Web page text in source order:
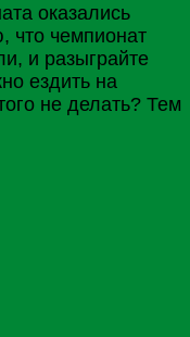
оказались
что чемпионат
и разыграйте
ездить на
не делать? Тем